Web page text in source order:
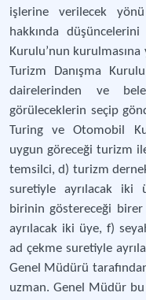
işlerine verilecek
hakkında
Kurulu’nun
Turizm Danışma
dairelerinden ve
görüleceklerin seçip
Turing ve Otomobil
uygun göreceği turizm
temsilci, d) turizm
suretiyle ayrılacak iki
birinin göstereceği
ayrılacak iki üye, f)
ad çekme suretiyle
Genel Müdürü
uzman. Genel Müdür